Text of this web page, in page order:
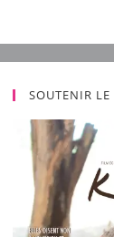
SOUTENIR